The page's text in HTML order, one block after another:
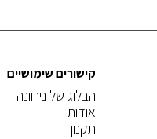
קישורים שימושיים
הבלוג של נירוונה
אודות
תקנון